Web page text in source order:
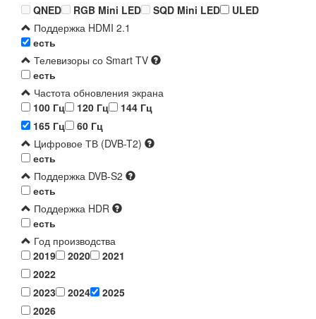
QNED
RGB Mini LED SQD Mini LED
ULED
Поддержка HDMI 2.1
есть
Телевизоры со Smart TV
есть
Частота обновления экрана
100 Гц
120 Гц
144 Гц
165 Гц
60 Гц
Цифровое ТВ (DVB-T2)
есть
Поддержка DVB-S2
есть
Поддержка HDR
есть
Год производства
2019
2020
2021
2022
2023
2024
2025
2026